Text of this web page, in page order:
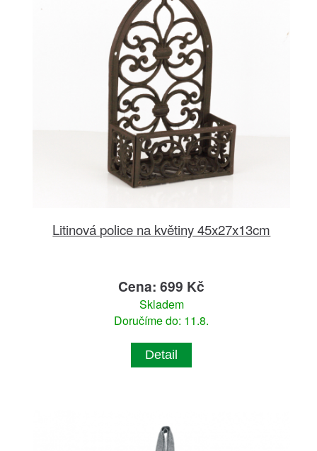
Litinová police na květiny 45x27x13cm
Cena: 699 Kč
Skladem
Doručíme do: 11.8.
Detail